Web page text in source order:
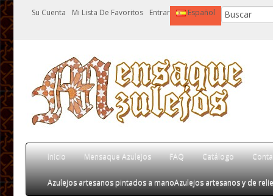
Su Cuenta Mi Lista De Favoritos Entrar Español
Inicio Mensaque Azulejos FAQ Catálogo
Azulejos artesanos pintados a manoAzulejos artesanos y de